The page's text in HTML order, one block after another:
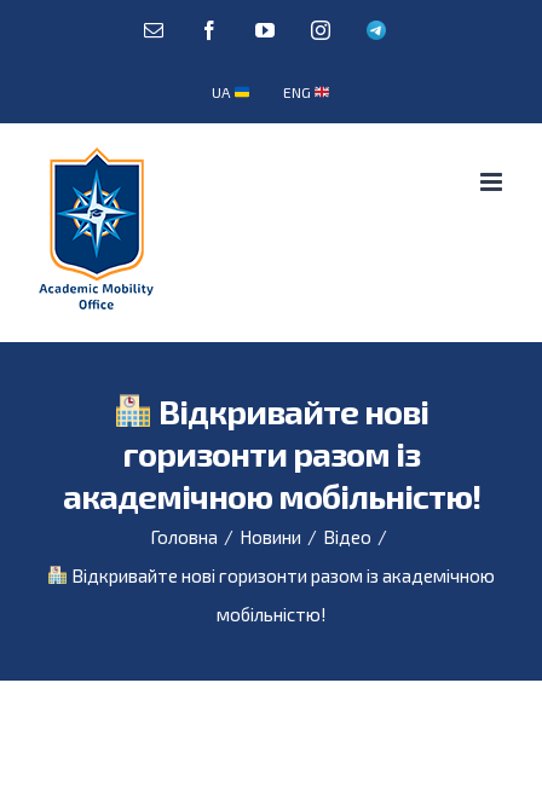
E-
FacebookYouTubeInstagramTelegram
UA ENG
Відкривайте нові
горизонти разом із
академічною мобільністю!
Головна / Новини / Відео /
Відкривайте нові горизонти разом із академічною
мобільністю!